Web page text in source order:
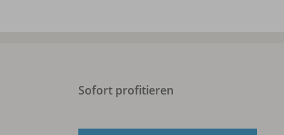
Sofort profitieren